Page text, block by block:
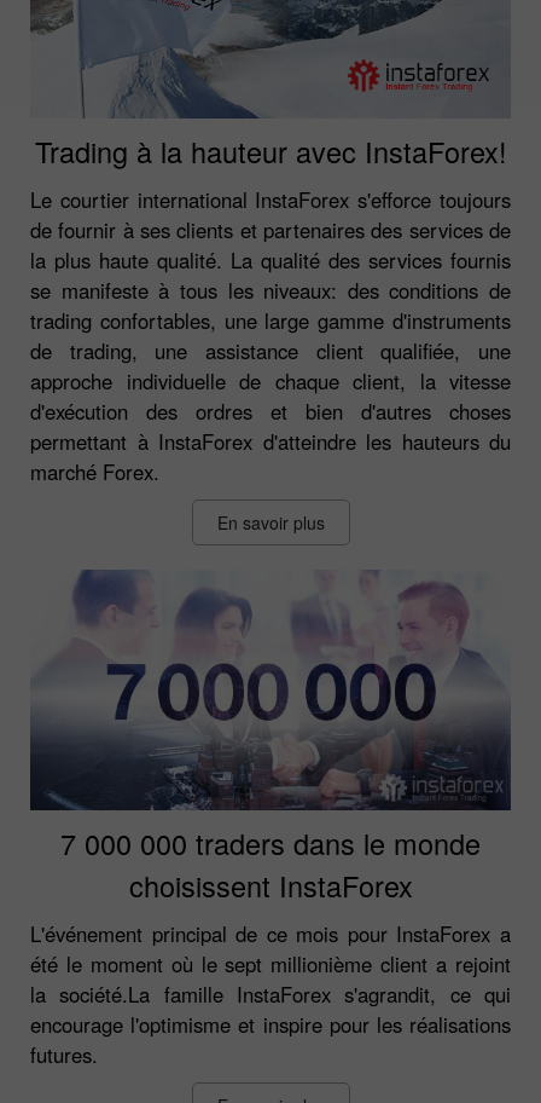
Trading à la hauteur avec InstaForex!
Le courtier international InstaForex s'efforce toujours
de fournir à ses clients et partenaires des services de
la plus haute qualité. La qualité des services fournis
se manifeste à tous les niveaux: des conditions de
trading confortables, une large gamme d'instruments
de trading, une assistance client qualifiée, une
approche individuelle de chaque client, la vitesse
d'exécution des ordres et bien d'autres choses
permettant à InstaForex d'atteindre les hauteurs du
marché Forex.
En savoir plus
7 000 000 traders dans le monde
choisissent InstaForex
L'événement principal de ce mois pour InstaForex a
été le moment où le sept millionième client a rejoint
la société.La famille InstaForex s'agrandit, ce qui
encourage l'optimisme et inspire pour les réalisations
futures.